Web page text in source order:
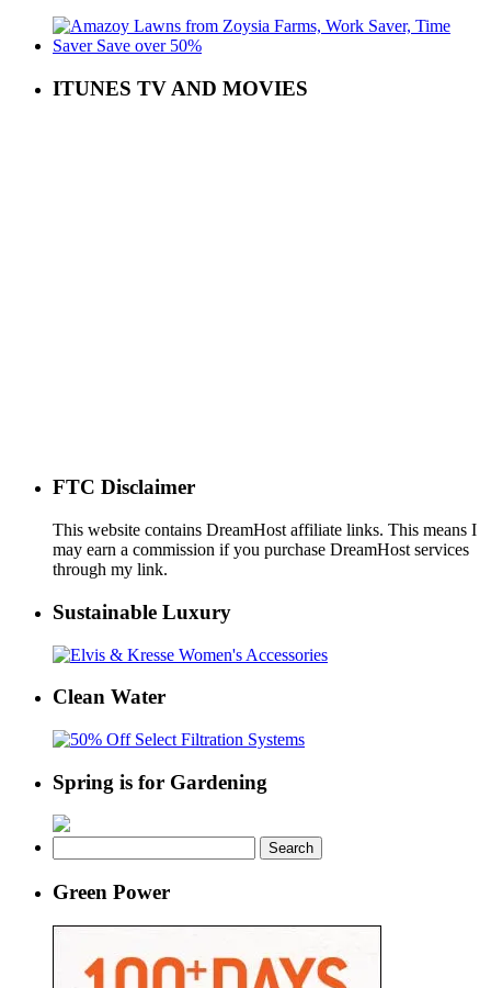
ITUNES TV AND MOVIES
FTC Disclaimer
This website contains DreamHost affiliate links. This means I
may earn a commission if you purchase DreamHost services
through my link.
Sustainable Luxury
Clean Water
Spring is for Gardening
for:
Green Power